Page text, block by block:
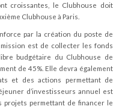
croissantes, le Clubhouse doit
Clubhouse à Paris.
par la création du poste de
est de collecter les fonds
budgétaire du Clubhouse de
de 45%. Elle devra également
et des actions permettant de
d’investisseurs annuel est
projets permettant de financer le